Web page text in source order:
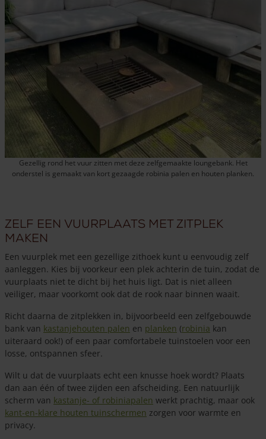
Gezellig rond het vuur zitten met deze zelfgemaakte loungebank. Het
onderstel is gemaakt van kort gezaagde robinia palen en houten planken.
Zelf een vuurplaats met zitplek
maken
Een vuurplek met een gezellige zithoek kunt u eenvoudig zelf
aanleggen. Kies bij voorkeur een plek achterin de tuin, zodat de
vuurplaats niet te dicht bij het huis ligt. Dat is niet alleen
veiliger, maar voorkomt ook dat de rook naar binnen waait.
Richt daarna de zitplekken in, bijvoorbeeld een zelfgebouwde
bank van kastanjehouten palen en planken (robinia kan
uiteraard ook!) of een paar comfortabele tuinstoelen voor een
losse, ontspannen sfeer.
Wilt u dat de vuurplaats echt een knusse hoek wordt? Plaats
dan aan één of twee zijden een afscheiding. Een natuurlijk
scherm van kastanje- of robiniapalen werkt prachtig, maar ook
kant-en-klare houten tuinschermen zorgen voor warmte en
privacy.